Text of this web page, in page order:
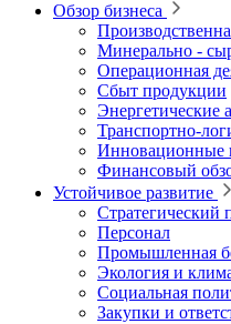
Обзор бизнеса
Минерально ‑
Операционная
Сбыт продукции
Энергетические
Транспортно-
Инновационные
Финансовый
Устойчивое развитие
Стратегический
Персонал
Промышленная
Экология и
Социальная
Закупки и